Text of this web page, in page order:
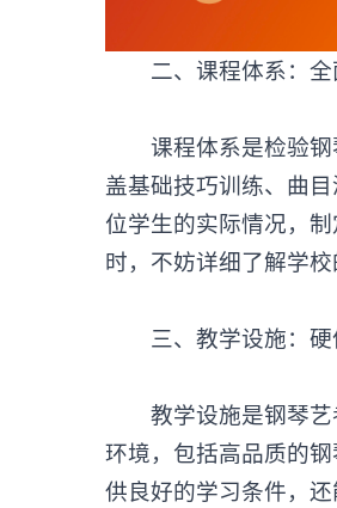
二、课程体系：全
课程体系是检验钢
盖基础技巧训练、曲
位学生的实际情况，
时，不妨详细了解学
三、教学设施：硬
教学设施是钢琴
环境，包括高品质的
供良好的学习条件，